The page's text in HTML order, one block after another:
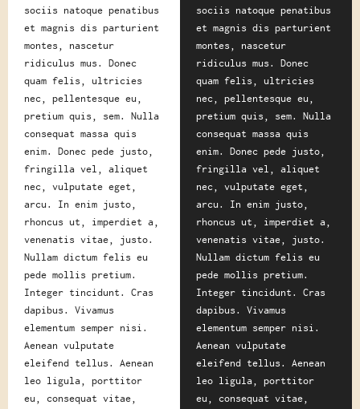
sociis natoque penatibus
et magnis dis parturient
montes, nascetur
ridiculus mus. Donec
quam felis, ultricies
nec, pellentesque eu,
pretium quis, sem. Nulla
consequat massa quis
enim. Donec pede justo,
fringilla vel, aliquet
nec, vulputate eget,
arcu. In enim justo,
rhoncus ut, imperdiet a,
venenatis vitae, justo.
Nullam dictum felis eu
pede mollis pretium.
Integer tincidunt. Cras
dapibus. Vivamus
elementum semper nisi.
Aenean vulputate
eleifend tellus. Aenean
leo ligula, porttitor
eu, consequat vitae,
sociis natoque penatibus
et magnis dis parturient
montes, nascetur
ridiculus mus. Donec
quam felis, ultricies
nec, pellentesque eu,
pretium quis, sem. Nulla
consequat massa quis
enim. Donec pede justo,
fringilla vel, aliquet
nec, vulputate eget,
arcu. In enim justo,
rhoncus ut, imperdiet a,
venenatis vitae, justo.
Nullam dictum felis eu
pede mollis pretium.
Integer tincidunt. Cras
dapibus. Vivamus
elementum semper nisi.
Aenean vulputate
eleifend tellus. Aenean
leo ligula, porttitor
eu, consequat vitae,